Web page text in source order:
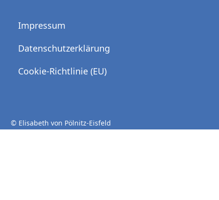
Impressum
Datenschutzerklärung
Cookie-Richtlinie (EU)
© Elisabeth von Pölnitz-Eisfeld